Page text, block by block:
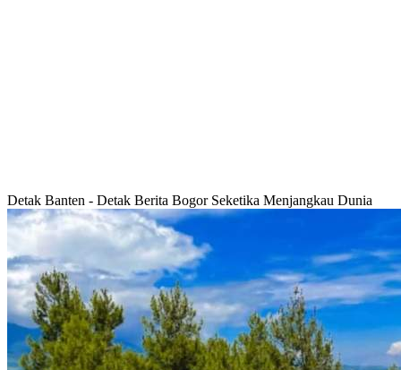
Detak Banten - Detak Berita Bogor Seketika Menjangkau Dunia